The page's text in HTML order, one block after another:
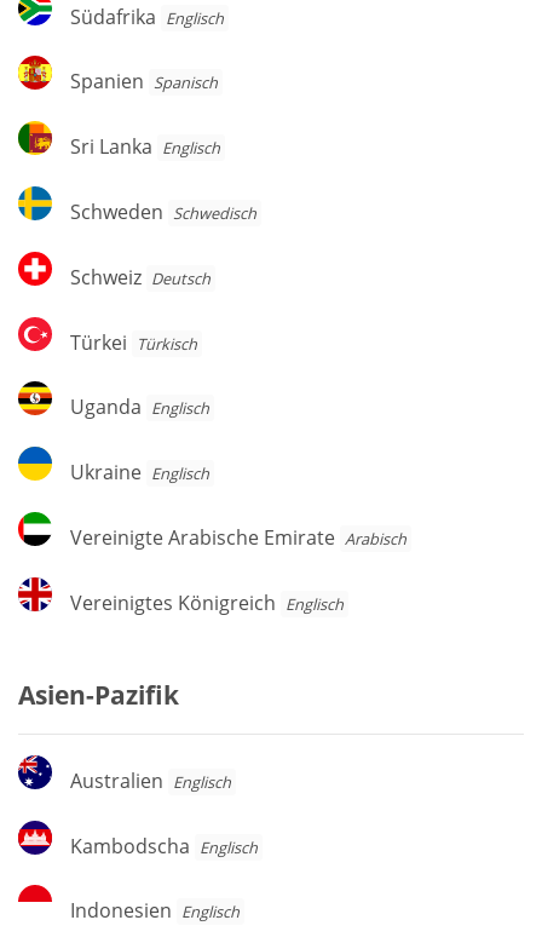
Südafrika Englisch
Spanien
Spanien Spanisch
Sri
Lanka
Sri Lanka Englisch
Schweden
Schweden Schwedisch
Schweiz
Schweiz Deutsch
Türkei
Türkei Türkisch
Uganda
Uganda Englisch
Ukraine
Ukraine Englisch
Vereinigte
Arabische
Vereinigte Arabische Emirate Arabisch
Vereinigtes
Königreich
Vereinigtes Königreich Englisch
Asien-Pazifik
Australien
Australien Englisch
Kambodscha
Kambodscha Englisch
Indonesien
Indonesien Englisch